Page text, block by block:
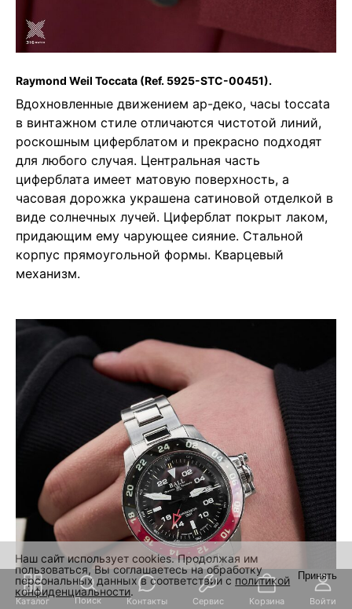
Raymond Weil Toccata (Ref. 5925-STC-00451).
Вдохновленные движением ар-деко, часы toccata
в винтажном стиле отличаются чистотой линий,
роскошным циферблатом и прекрасно подходят
для любого случая. Центральная часть
циферблата имеет матовую поверхность, а
часовая дорожка украшена сатиновой отделкой в
виде солнечных лучей. Циферблат покрыт лаком,
придающим ему чарующее сияние. Стальной
корпус прямоугольной формы. Кварцевый
механизм.
Каталог Поиск Контакты Сервис Корзина Войти
Наш сайт использует cookies. Продолжая им
пользоваться, Вы соглашаетесь на обработку
персональных данных в соответствии с политикой
конфиденциальности.
Принять